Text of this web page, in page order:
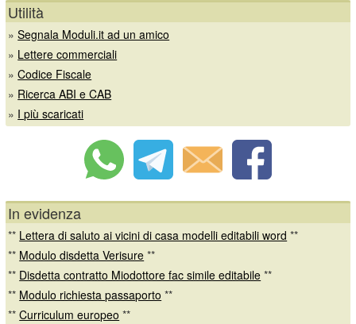
Utilità
»Segnala Moduli.it ad un amico
» Lettere commerciali
»Codice Fiscale
» Ricerca ABI e CAB
» I più scaricati
In evidenza
** Lettera di saluto ai vicini di casa modelli editabili word **
** Modulo disdetta Verisure **
** Disdetta contratto Miodottore fac simile editabile **
** Modulo richiesta passaporto **
**Curriculum europeo **